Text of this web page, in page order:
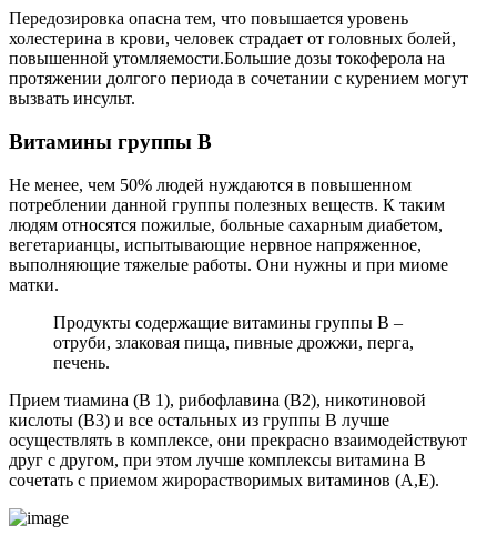
Передозировка опасна тем, что повышается уровень
холестерина в крови, человек страдает от головных болей,
повышенной утомляемости.Большие дозы токоферола на
протяжении долгого периода в сочетании с курением могут
вызвать инсульт.
Витамины группы B
Не менее, чем 50% людей нуждаются в повышенном
потреблении данной группы полезных веществ. К таким
людям относятся пожилые, больные сахарным диабетом,
вегетарианцы, испытывающие нервное напряженное,
выполняющие тяжелые работы. Они нужны и при миоме
матки.
Продукты содержащие витамины группы В –
отруби, злаковая пища, пивные дрожжи, перга,
печень.
Прием тиамина (В 1), рибофлавина (В2), никотиновой
кислоты (В3) и все остальных из группы В лучше
осуществлять в комплексе, они прекрасно взаимодействуют
друг с другом, при этом лучше комплексы витамина В
сочетать с приемом жирорастворимых витаминов (А,Е).